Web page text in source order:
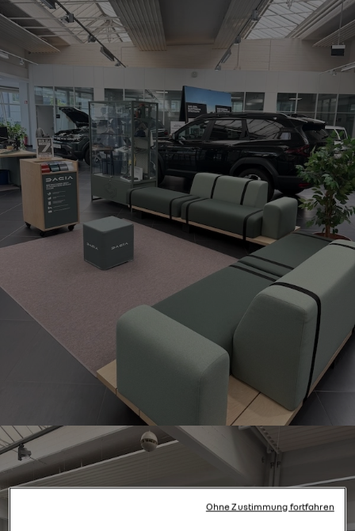
Ohne Zustimmung fortfahren